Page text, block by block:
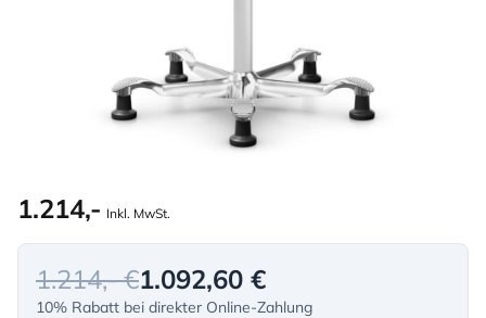
1.214,- Inkl. MwSt.
1.214,- €1.092,60 €
10% Rabatt bei direkter Online-Zahlung